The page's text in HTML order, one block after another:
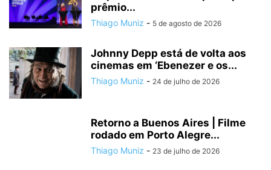
prêmio...
Thiago Muniz - 5 de agosto de 2026
Johnny Depp está de volta aos
cinemas em ‘Ebenezer e os...
Thiago Muniz - 24 de julho de 2026
Retorno a Buenos Aires | Filme
rodado em Porto Alegre...
Thiago Muniz - 23 de julho de 2026